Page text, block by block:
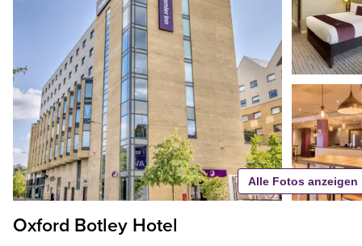
Oxford Botley Hotel
Alle Fotos anzeigen